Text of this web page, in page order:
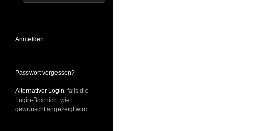
Anmelden
Passwort vergessen?
Alternativer Login , falls die
Login-Box nicht wie
gewünscht angezeigt wird